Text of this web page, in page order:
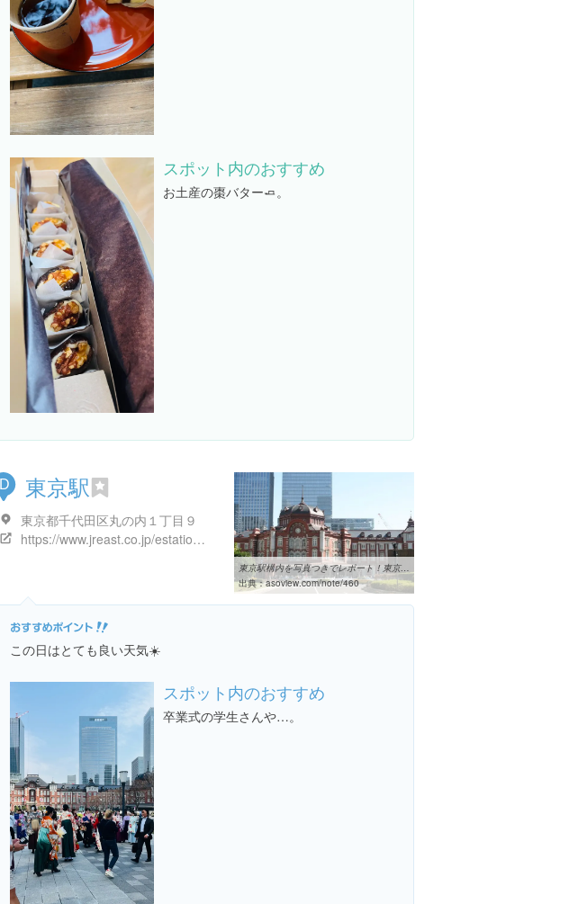
スポット内のおすすめ
お土産の棗バター🧈。
D 東京駅
東京都千代田区丸の内１丁目９
https://www.jreast.co.jp/estation/stations/1039.html
東京駅構内を写真つきでレポート！東京旅行の最初の難関を攻略しよう！
出典：asoview.com/note/460
この日はとても良い天気☀️
スポット内のおすすめ
卒業式の学生さんや…。